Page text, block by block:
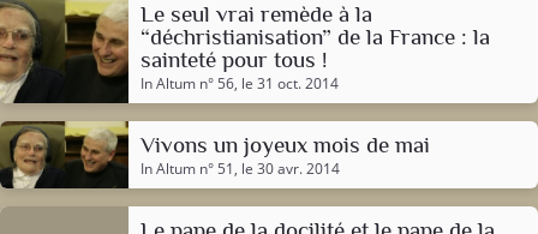
Le seul vrai remède à la
“déchristianisation” de la France : la
sainteté pour tous !
In Altum n° 56, le 31 oct. 2014
Vivons un joyeux mois de mai
In Altum n° 51, le 30 avr. 2014